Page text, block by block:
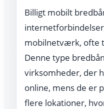
Billigt mobilt
mobilnetværk, ofte
Denne type
virksomheder, der
online, mens de er
flere lokationer,